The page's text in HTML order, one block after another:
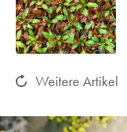
Weitere Artikel